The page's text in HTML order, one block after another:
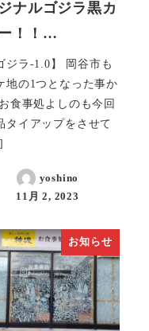
ナルゴジラ黒カ
！！…
ジラ-1.0】 岡谷市も
地の1つとなった事か
食事処よしのも今回
タイアップをさせて
yoshino
11月 2, 2023
お知らせ